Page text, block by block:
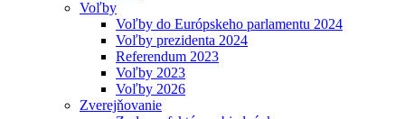
Voľby
Voľby do Európskeho parlamentu 2024
Voľby prezidenta 2024
Referendum 2023
Voľby 2023
Voľby 2026
Zverejňovanie